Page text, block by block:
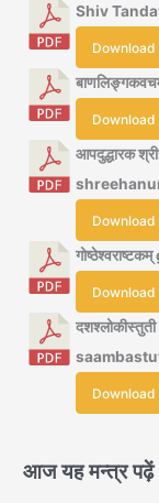
Shiv
Download
Download
आपदुद्धारक
Download
Download
Download
आज यह मन्त्र पढ़ें